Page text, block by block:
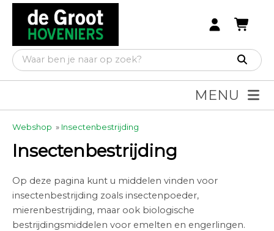
MENU
Webshop » Insectenbestrijding
Insectenbestrijding
Op deze pagina kunt u middelen vinden voor
insectenbestrijding zoals insectenpoeder,
mierenbestrijding, maar ook biologische
bestrijdingsmiddelen voor emelten en engerlingen.